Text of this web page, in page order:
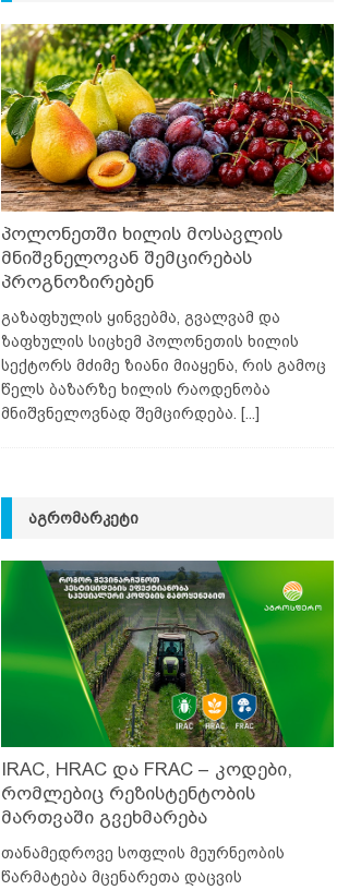
პოლონეთში ხილის მოსავლის
მნიშვნელოვან შემცირებას
პროგნოზირებენ
გაზაფხულის ყინვებმა, გვალვამ და
ზაფხულის სიცხემ პოლონეთის ხილის
სექტორს მძიმე ზიანი მიაყენა, რის გამოც
წელს ბაზარზე ხილის რაოდენობა
მნიშვნელოვნად შემცირდება. [...]
ᲐᲒᲠᲝᲛᲐᲠᲙᲔᲢᲘ
IRAC, HRAC და FRAC – კოდები,
რომლებიც რეზისტენტობის
მართვაში გვეხმარება
თანამედროვე სოფლის მეურნეობის
წარმატება მცენარეთა დაცვის